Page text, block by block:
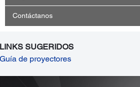
Contáctanos
LINKS SUGERIDOS
Guía de proyectores